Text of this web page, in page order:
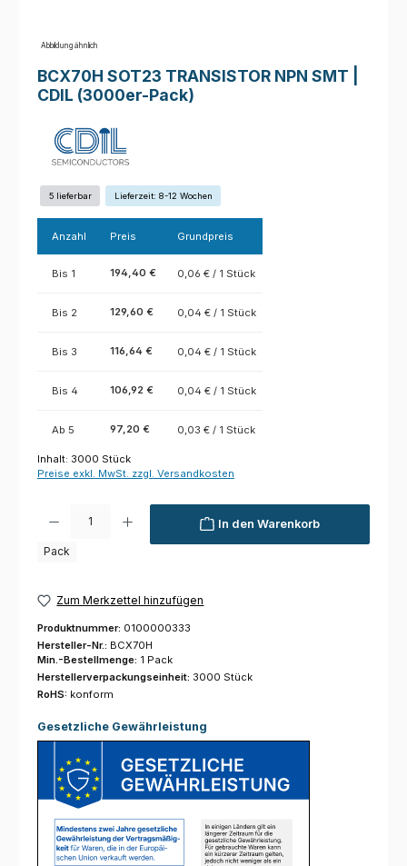
Abbildung ähnlich
BCX70H SOT23 TRANSISTOR NPN SMT |
CDIL (3000er-Pack)
5 lieferbar Lieferzeit: 8-12 Wochen
Anzahl Preis Grundpreis
Bis 1 194,40 € 0,06 € / 1 Stück
Bis 2 129,60 € 0,04 € / 1 Stück
Bis 3 116,64 € 0,04 € / 1 Stück
Bis 4 106,92 € 0,04 € / 1 Stück
Ab 5 97,20 € 0,03 € / 1 Stück
Inhalt: 3000 Stück
Preise exkl. MwSt. zzgl. Versandkosten
Produkt Anzahl: Gib den gewünschten Wert ein oder benutze die
Pack
In den Warenkorb
Zum Merkzettel hinzufügen
Produktnummer: 0100000333
Hersteller-Nr.: BCX70H
Min.-Bestellmenge: 1 Pack
Herstellerverpackungseinheit: 3000 Stück
RoHS: konform
Gesetzliche Gewährleistung